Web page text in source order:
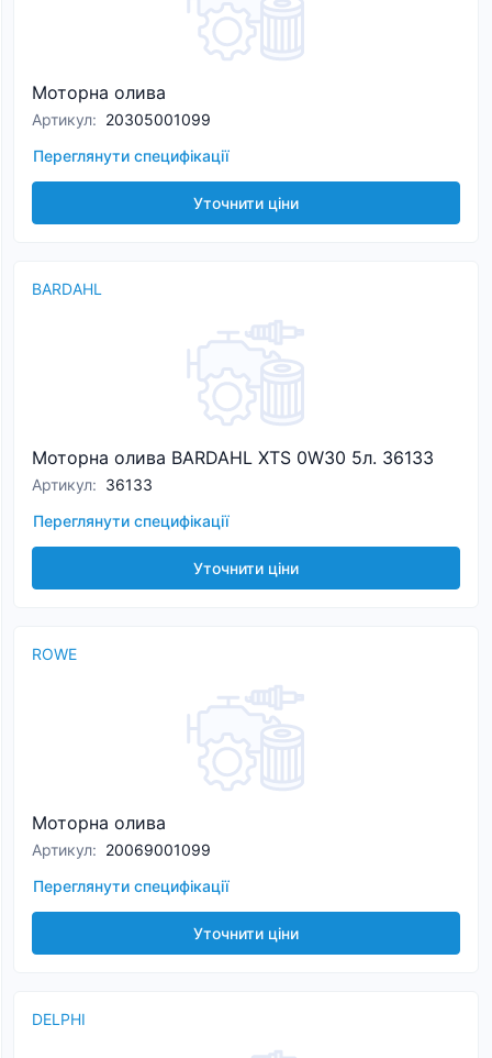
Моторна олива
Артикул: 20305001099
Переглянути специфікації
Уточнити ціни
BARDAHL
Моторна олива BARDAHL XTS 0W30 5л. 36133
Артикул: 36133
Переглянути специфікації
Уточнити ціни
ROWE
Моторна олива
Артикул: 20069001099
Переглянути специфікації
Уточнити ціни
DELPHI